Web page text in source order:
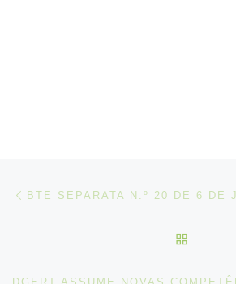
Post navigation
BTE SEPARATA N.º 20 DE 6 DE